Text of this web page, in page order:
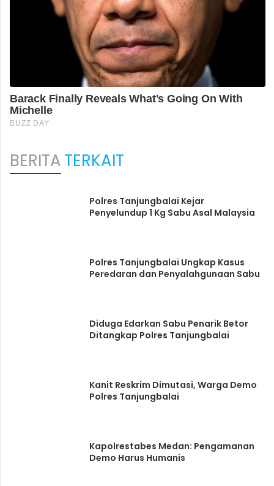
BERITATERKAIT
Polres Tanjungbalai Kejar
Penyelundup 1 Kg Sabu Asal Malaysia
Polres Tanjungbalai Ungkap Kasus
Peredaran dan Penyalahgunaan Sabu
Diduga Edarkan Sabu Penarik Betor
Ditangkap Polres Tanjungbalai
Kanit Reskrim Dimutasi, Warga Demo
Polres Tanjungbalai
Kapolrestabes Medan: Pengamanan
Demo Harus Humanis